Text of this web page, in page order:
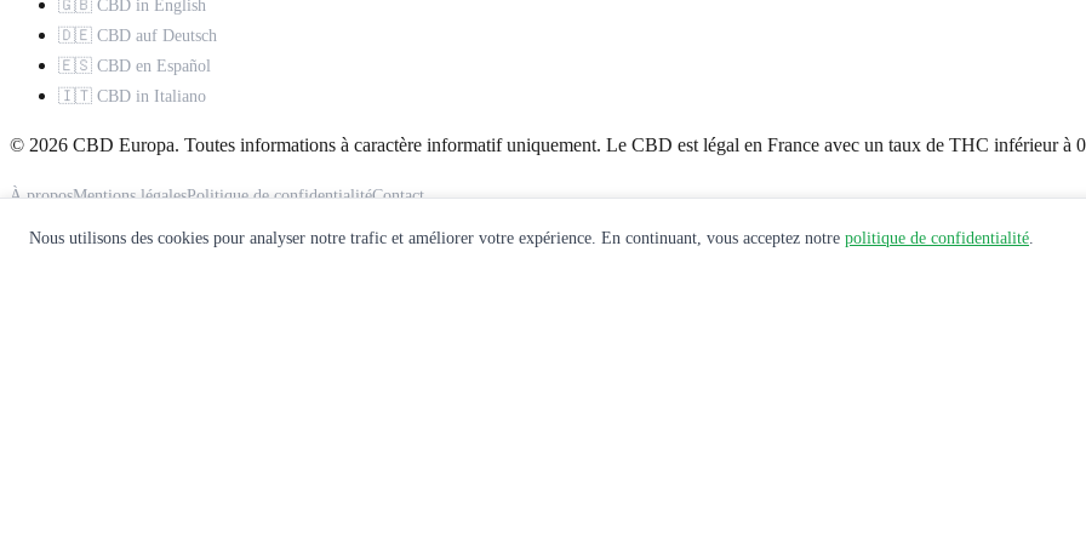
🇬🇧 CBD in English
🇩🇪 CBD auf Deutsch
🇪🇸 CBD en Español
🇮🇹 CBD in Italiano
© 2026 CBD Europa. Toutes informations à caractère informatif uniquement. Le CBD est légal en France avec un taux de THC inférieur à
À proposMentions légalesPolitique de confidentialitéContact
Ce site ne constitue pas un avis médical. Consultez un professionnel de santé avant toute utilisation de produits CBD.
Nous utilisons des cookies pour analyser notre trafic et améliorer votre expérience. En continuant, vous acceptez notre politique de confidentialité.